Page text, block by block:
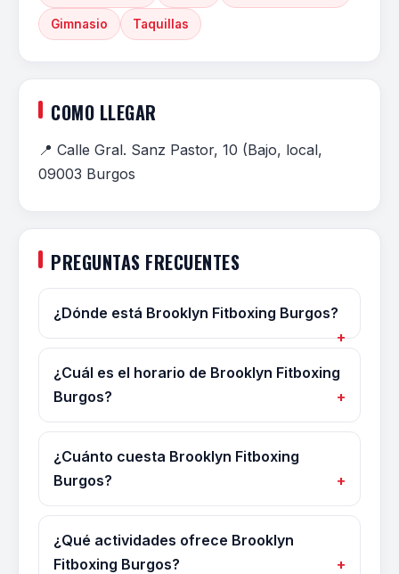
Gimnasio Taquillas
COMO LLEGAR
📍 Calle Gral. Sanz Pastor, 10 (Bajo, local,
09003 Burgos
PREGUNTAS FRECUENTES
¿Dónde está Brooklyn Fitboxing Burgos?
¿Cuál es el horario de Brooklyn Fitboxing
Burgos?
¿Cuánto cuesta Brooklyn Fitboxing
Burgos?
¿Qué actividades ofrece Brooklyn
Fitboxing Burgos?